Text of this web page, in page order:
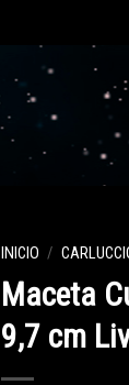
INICIO /
Maceta
9,7 cm